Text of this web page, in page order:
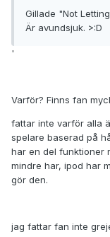
Gillade "Not
Är avundsjuk. >:D
'
Varför? Finns fan
fattar inte varför alla
spelare baserad på
har en del funktioner
mindre har, ipod har
gör den.
jag fattar fan inte